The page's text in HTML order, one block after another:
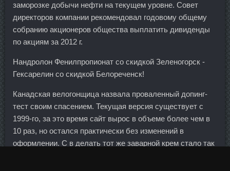
заморозке добычи нефти на текущем уровне. Совет
директоров компании рекомендовал годовому общему
собранию акционеров общества выплатить дивиденды
по акциям за 2012 г.
Нандролон Фенилпропионат со скидкой Зеленогорск -
Гексарелин со скидкой Белореченск!
Канадская велогонщица назвала проваленный допинг-
тест своим спасением. Текущая версия существует с
1999-го, за это время сайт вырос в объеме более чем в
10 раз, но остался практически без изменений в
оформлении. С в делать тот же заварной крем стало так